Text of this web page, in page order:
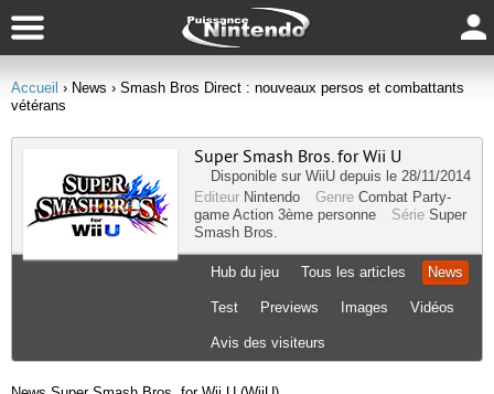
Accueil › News › Smash Bros Direct : nouveaux persos et combattants
vétérans
Super Smash Bros. for Wii U
Disponible sur WiiU depuis le 28/11/2014
Editeur Nintendo Genre Combat Party-
game Action 3ème personne Série Super
Smash Bros.
Hub du jeu Tous les articles News
Test Previews Images Vidéos
Avis des visiteurs